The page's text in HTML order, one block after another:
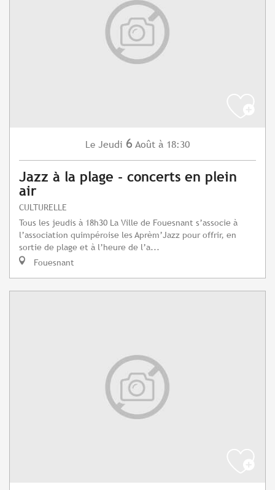
Le Jeudi 6 Août à 18:30
Jazz à la plage - concerts en plein
air
CULTURELLE
Tous les jeudis à 18h30 La Ville de Fouesnant s’associe à
l’association quimpéroise les Aprèm’Jazz pour offrir, en
sortie de plage et à l’heure de l’a...
Fouesnant